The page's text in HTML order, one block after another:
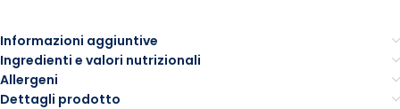
Informazioni aggiuntive
Ingredienti e valori nutrizionali
Allergeni
Dettagli prodotto